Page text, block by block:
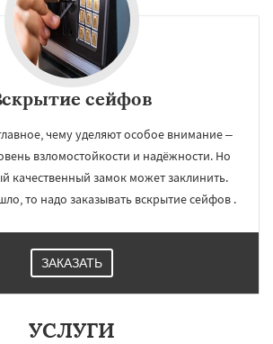
сейфов
чему уделяют особое внимание –
взломостойкости и надёжности. Но
качественный замок может заклинить.
то надо заказывать вскрытие сейфов .
ЗАКАЗАТЬ
УСЛУГИ